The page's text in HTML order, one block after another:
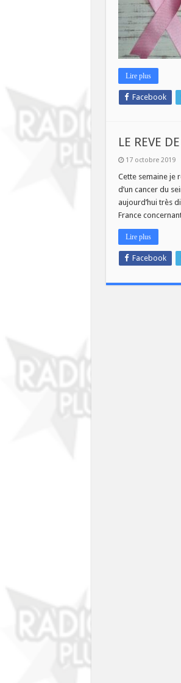
Lire plus
Facebook
LE REVE
17 octobre 2019
Cette semaine je
d’un cancer du
aujourd’hui très
France
Lire plus
Facebook